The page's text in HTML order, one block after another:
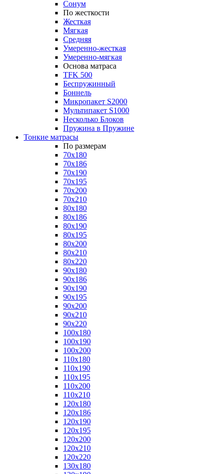
Сонум
По жесткости
Жесткая
Мягкая
Средняя
Умеренно-жесткая
Умеренно-мягкая
Основа матраса
TFK 500
Беспружинный
Боннель
Микропакет S2000
Мультипакет S1000
Несколько Блоков
Пружина в Пружине
Тонкие матрасы
По размерам
70x180
70x186
70x190
70x195
70x200
70x210
80x180
80x186
80x190
80x195
80x200
80x210
80x220
90x180
90x186
90x190
90x195
90x200
90x210
90x220
100x180
100x190
100x200
110x180
110x190
110x195
110x200
110x210
120x180
120x186
120x190
120x195
120x200
120x210
120x220
130x180